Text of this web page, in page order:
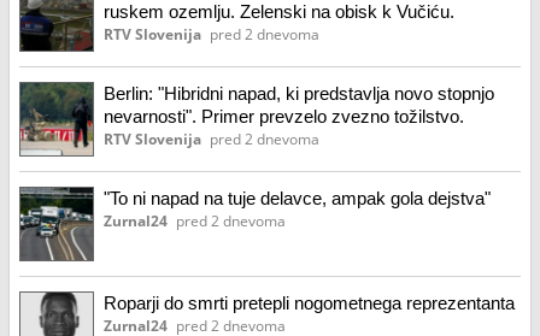
ruskem ozemlju. Zelenski na obisk k Vučiću.
RTV Slovenija pred 2 dnevoma
Berlin: "Hibridni napad, ki predstavlja novo stopnjo
nevarnosti". Primer prevzelo zvezno tožilstvo.
RTV Slovenija pred 2 dnevoma
"To ni napad na tuje delavce, ampak gola dejstva"
Zurnal24 pred 2 dnevoma
Roparji do smrti pretepli nogometnega reprezentanta
Zurnal24 pred 2 dnevoma